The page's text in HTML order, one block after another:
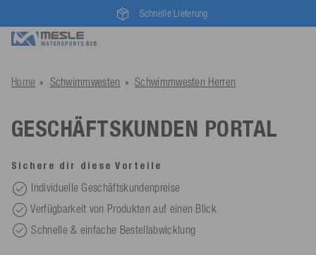
Schnelle Lieferung
Home Schwimmwesten Schwimmwesten Herren
GESCHÄFTSKUNDEN PORTAL
Sichere dir diese Vorteile
Individuelle Geschäftskundenpreise
Verfügbarkeit von Produkten auf einen Blick
Schnelle & einfache Bestellabwicklung